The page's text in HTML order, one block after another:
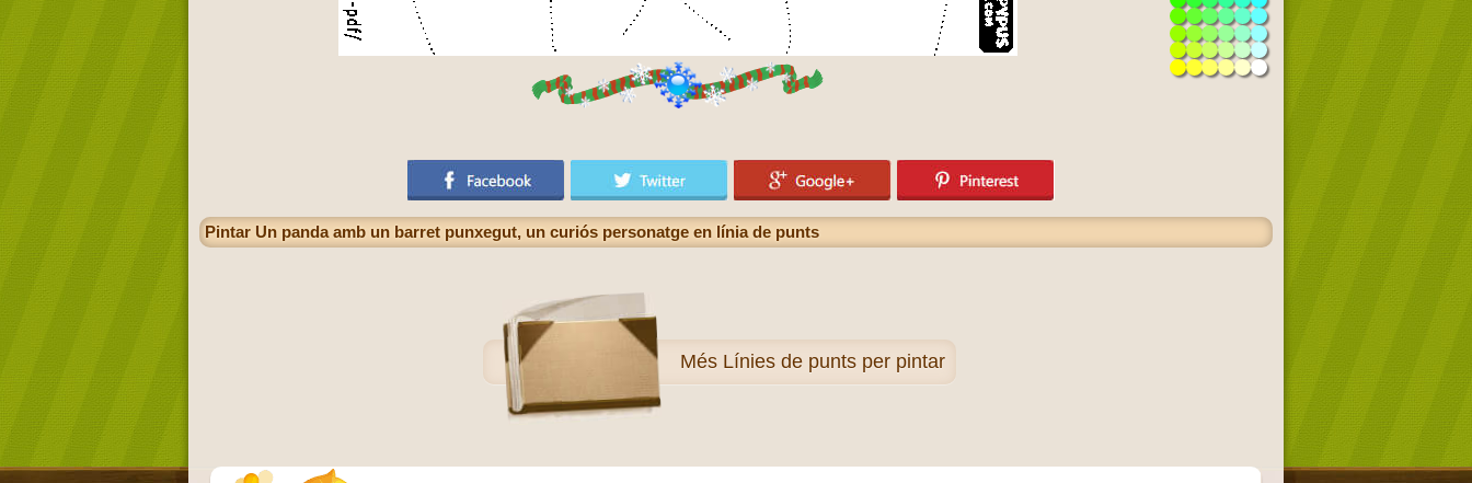
Pintar Un panda amb un barret punxegut, un curiós personatge en línia de punts
Més Línies de punts per pintar